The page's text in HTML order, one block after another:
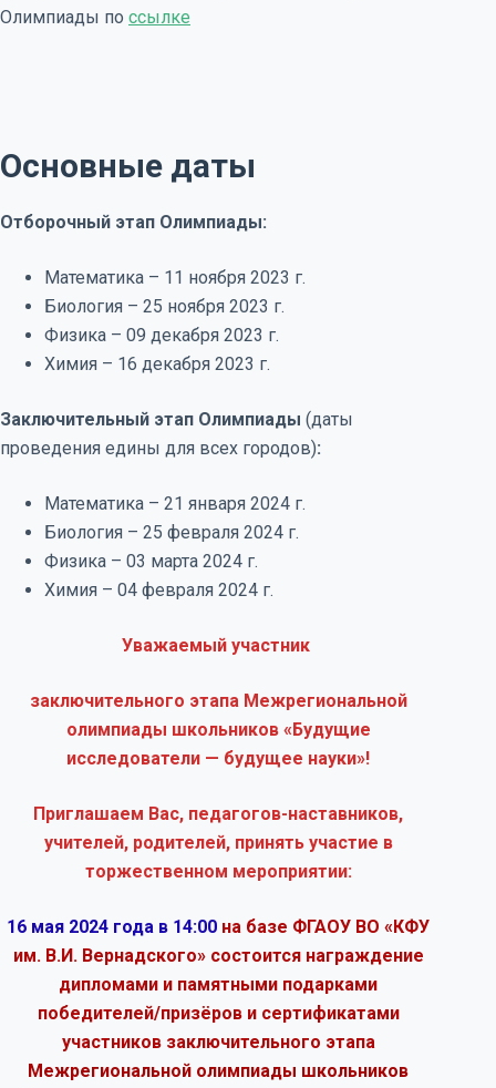
Олимпиады по ссылке
Основные даты
Отборочный этап Олимпиады:
Математика – 11 ноября 2023 г.
Биология – 25 ноября 2023 г.
Физика – 09 декабря 2023 г.
Химия – 16 декабря 2023 г.
Заключительный этап Олимпиады (даты
проведения едины для всех городов):
Математика – 21 января 2024 г.
Биология – 25 февраля 2024 г.
Физика – 03 марта 2024 г.
Химия – 04 февраля 2024 г.
Уважаемый участник
заключительного этапа Межрегиональной
олимпиады школьников «Будущие
исследователи — будущее науки»!
Приглашаем Вас, педагогов-наставников,
учителей, родителей, принять участие в
торжественном мероприятии:
16 мая 2024 года в 14:00 на базе ФГАОУ ВО «КФУ
им. В.И. Вернадского» состоится награждение
дипломами и памятными подарками
победителей/призёров и сертификатами
участников заключительного этапа
Межрегиональной олимпиады школьников